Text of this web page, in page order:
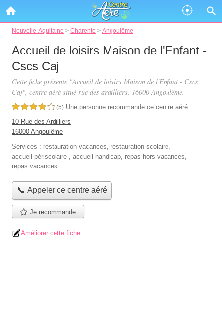
Nouvelle-Aquitaine > Charente > Angoulême
Accueil de loisirs Maison de l'Enfant -
Cscs Caj
Cette fiche présente "Accueil de loisirs Maison de l'Enfant - Cscs
Caj", centre aéré situé rue des ardilliers, 16000 Angoulême.
4,0 étoiles sur 5 (5) Une personne recommande ce centre aéré.
10 Rue des Ardilliers
16000 Angoulême
Services : restauration vacances, restauration scolaire,
accueil périscolaire , accueil handicap, repas hors vacances,
repas vacances
📞 Appeler ce centre aéré
Je recommande
Améliorer cette fiche